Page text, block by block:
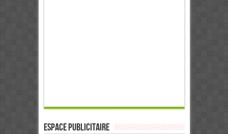
ESPACE PUBLICITAIRE